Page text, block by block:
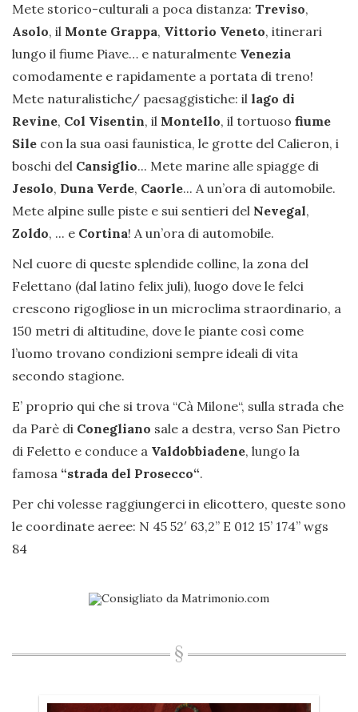
Mete storico-culturali a poca distanza: Treviso,
Asolo, il Monte Grappa, Vittorio Veneto, itinerari
lungo il fiume Piave… e naturalmente Venezia
comodamente e rapidamente a portata di treno!
Mete naturalistiche/ paesaggistiche: il lago di
Revine, Col Visentin, il Montello, il tortuoso fiume
Sile con la sua oasi faunistica, le grotte del Calieron, i
boschi del Cansiglio... Mete marine alle spiagge di
Jesolo, Duna Verde, Caorle... A un’ora di automobile.
Mete alpine sulle piste e sui sentieri del Nevegal,
Zoldo, ... e Cortina! A un’ora di automobile.
Nel cuore di queste splendide colline, la zona del
Felettano (dal latino felix juli), luogo dove le felci
crescono rigogliose in un microclima straordinario, a
150 metri di altitudine, dove le piante così come
l’uomo trovano condizioni sempre ideali di vita
secondo stagione.
E’ proprio qui che si trova “Cà Milone“, sulla strada che
da Parè di Conegliano sale a destra, verso San Pietro
di Feletto e conduce a Valdobbiadene, lungo la
famosa “strada del Prosecco“.
Per chi volesse raggiungerci in elicottero, queste sono
le coordinate aeree: N 45 52′ 63,2” E 012 15’ 174’’ wgs
84